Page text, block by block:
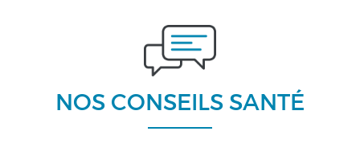
NOS CONSEILS SANTÉ